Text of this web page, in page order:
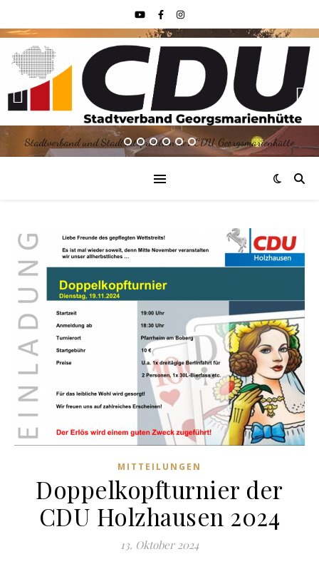
Stadtverband und Stadtratsfraktion der CDU Georgsmarienhütte
MITTEILUNGEN
Doppelkopfturnier der
CDU Holzhausen 2024
13. Oktober 2024